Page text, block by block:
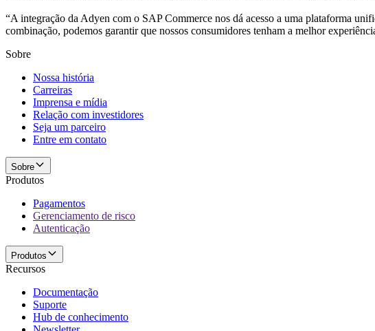
“A integração da Adyen com o SAP Commerce nos dá acesso a uma plataforma
combinação, podemos garantir que nossos consumidores tenham a melhor
Sobre
Nossa história
Carreiras
Imprensa e mídia
Relação com investidores
Seja um parceiro
Entre em contato
Sobre
Produtos
Pagamentos
Gerenciamento de risco
Autenticação
Produtos
Recursos
Documentação
Suporte
Hub de conhecimento